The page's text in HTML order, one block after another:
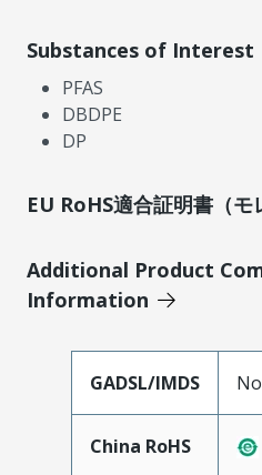
Substances of Interest
PFAS
DBDPE
DP
EU RoHS適合証明書（モ
Additional Product
Information
GADSL/IMDS
China RoHS